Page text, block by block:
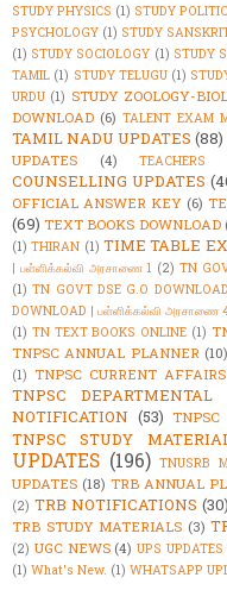
STUDY PHYSICS (1) STUDY
PSYCHOLOGY (1) STUDY
(1) STUDY SOCIOLOGY (1) STUDY
TAMIL (1) STUDY TELUGU (1)
URDU (1) STUDY ZOOLOGY-
DOWNLOAD (6) TALENT EXAM
TAMIL NADU UPDATES (88)
UPDATES
(4) TEACHERS
COUNSELLING UPDATES
OFFICIAL ANSWER KEY (6)
(69) TEXT BOOKS DOWNLOAD
(1) THIRAN (1) TIME TABLE
| பள்ளிக்கல்வி அரசாணை 1 (2) TN
(1) TN GOVT DSE G.O
DOWNLOAD | பள்ளிக்கல்வி அரசாணை
(1) TN TEXT BOOKS ONLINE (1)
TNPSC ANNUAL PLANNER (10)
(1) TNPSC CURRENT AFFAIRS
TNPSC
NOTIFICATION (53) TNPSC
TNPSC STUDY
UPDATES (196) TNUSRB
UPDATES (18) TRB ANNUAL
(2) TRB NOTIFICATIONS (30)
TRB STUDY MATERIALS (3)
(2) UGC NEWS (4) UPS UPDATES
(1) What's New. (1) WHATSAPP